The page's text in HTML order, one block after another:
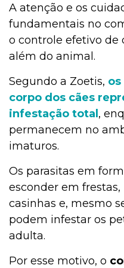
A atenção e os
fundamentais no
o controle efetivo de
além do animal.
Segundo a Zoetis,
corpo dos cães
infestação total ,
permanecem no
imaturos.
Os parasitas em
esconder em
casinhas e, mesmo
podem infestar os
adulta.
Por esse motivo, o